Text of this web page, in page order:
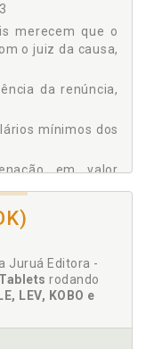
de
p. 203
Especiais, p.
Discutidas nos
merecem que o
o juiz da causa,
da renúncia,
mínimos dos
em valor
86
a 60 salários
Juruá Editora -
rodando
LEV, KOBO e